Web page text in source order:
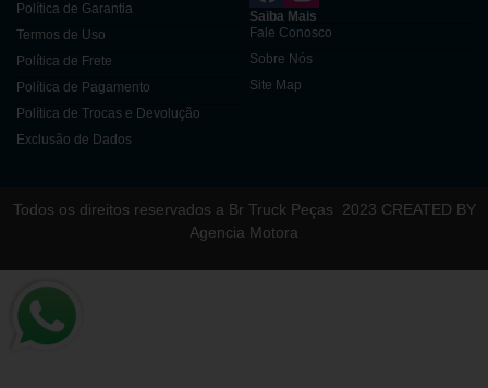
Política de Garantia
Termos de Uso
Política de Frete
Política de Pagamento
Política de Trocas e Devolução
Exclusão de Dados
Saiba Mais
Fale Conosco
Sobre Nós
Site Map
Todos os direitos reservados a Br Truck Peças
2023 CREATED BY
Agencia Motora